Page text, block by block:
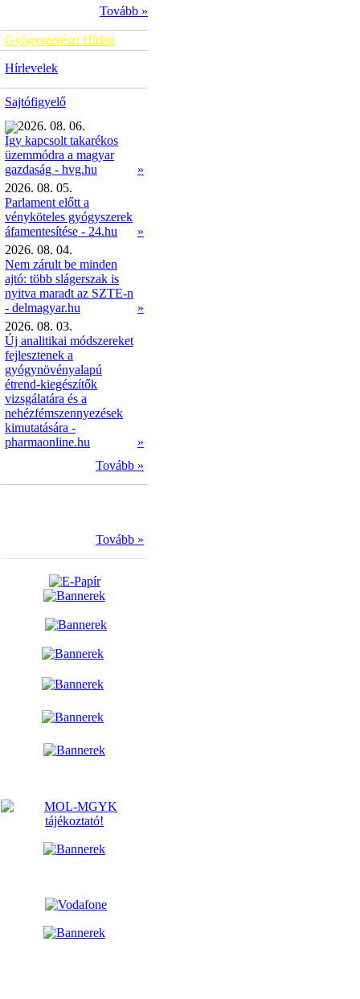
Tovább »
Gyógyszerészi Hírlap
Hírlevelek
Sajtófigyelő
2026. 08. 06.
Így kapcsolt takarékos
üzemmódra a magyar
gazdaság - hvg.hu
»
2026. 08. 05.
Parlament előtt a
vényköteles gyógyszerek
áfamentesítése - 24.hu
»
2026. 08. 04.
Nem zárult be minden
ajtó: több slágerszak is
nyitva maradt az SZTE-n
- delmagyar.hu
»
2026. 08. 03.
Új analitikai módszereket
fejlesztenek a
gyógynövényalapú
étrend-kiegészítők
vizsgálatára és a
nehézfémszennyezések
kimutatására -
pharmaonline.hu
»
Tovább »
Tovább »